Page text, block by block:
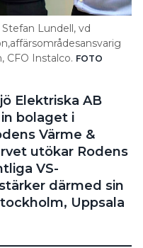
Lundell, vd
CFO Instalco. FOTO
Elektriska AB
bolaget i
Värme &
utökar Rodens
VS-
därmed sin
Uppsala